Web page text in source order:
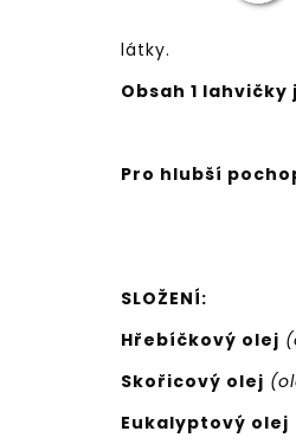
látky.
Obsah 1
Pro hlubší
SLOŽENÍ:
Hřebíčkový olej
Skořicový olej
Eukalyptový olej